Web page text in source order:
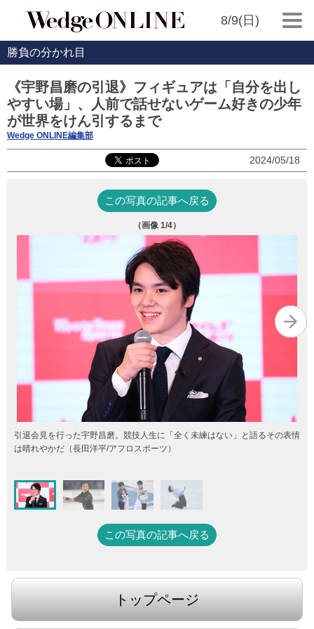
8/9(日)
勝負の分かれ目
《宇野昌磨の引退》フィギュアは「自分を出し
やすい場」、人前で話せないゲーム好きの少年
が世界をけん引するまで
Wedge ONLINE編集部
2024/05/18
この写真の記事へ戻る
（画像 1/4）
引退会見を行った宇野昌磨。競技人生に「全く未練はない」と語るその表情
は晴れやかだ（長田洋平/アフロスポーツ）
この写真の記事へ戻る
トップページ